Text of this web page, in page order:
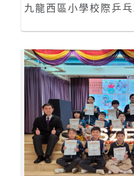
九龍西區小學校際乒